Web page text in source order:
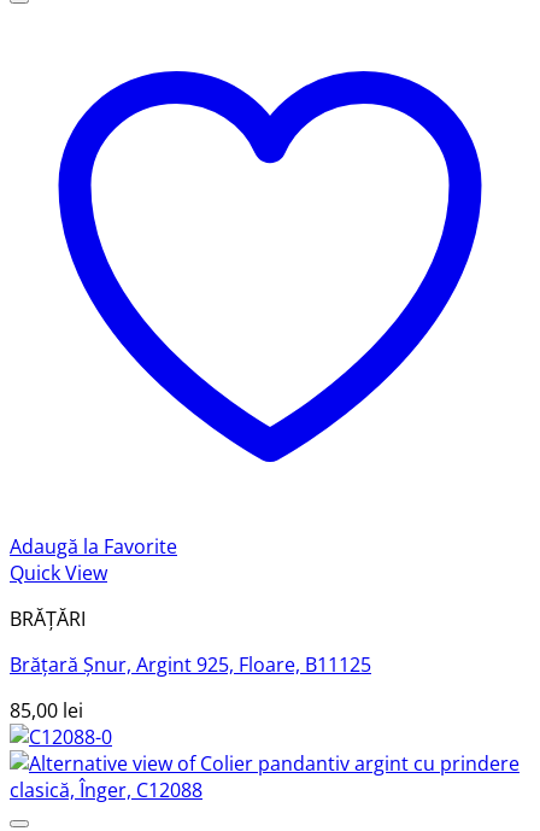
Adaugă la Favorite
Quick View
BRĂȚĂRI
Brățară Șnur, Argint 925, Floare, B11125
85,00 lei